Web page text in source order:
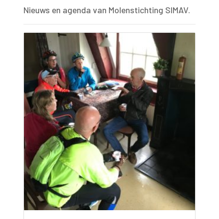
Nieuws en agenda van Molenstichting SIMAV.